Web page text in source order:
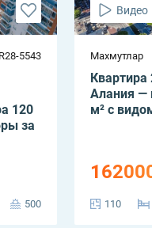
R28-5543
120
за
500
Видео
Махмутлар
Квартира
Алания —
м² с
110